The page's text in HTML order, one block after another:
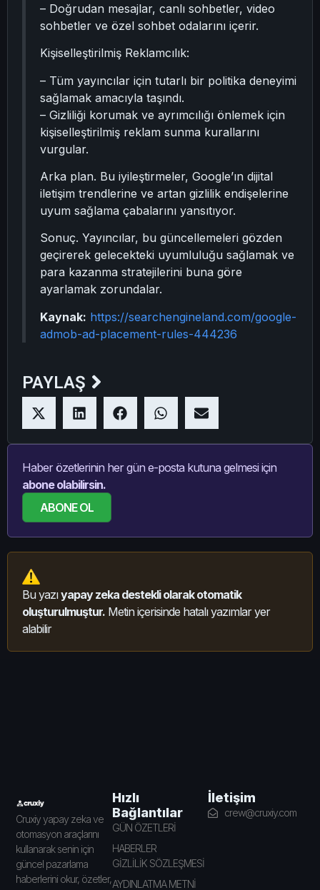
– Doğrudan mesajlar, canlı sohbetler, video
sohbetler ve özel sohbet odalarını içerir.
Kişiselleştirilmiş Reklamcılık:
– Tüm yayıncılar için tutarlı bir politika deneyimi
sağlamak amacıyla taşındı.
– Gizliliği korumak ve ayrımcılığı önlemek için
kişiselleştirilmiş reklam sunma kurallarını
vurgular.
Arka plan. Bu iyileştirmeler, Google’ın dijital
iletişim trendlerine ve artan gizlilik endişelerine
uyum sağlama çabalarını yansıtıyor.
Sonuç. Yayıncılar, bu güncellemeleri gözden
geçirerek gelecekteki uyumluluğu sağlamak ve
para kazanma stratejilerini buna göre
ayarlamak zorundalar.
Kaynak: https://searchengineland.com/google-
admob-ad-placement-rules-444236
PAYLAŞ
Haber özetlerinin her gün e-posta kutuna gelmesi için
abone olabilirsin.
ABONE OL
Bu yazıyapay zeka destekli olarak otomatik
oluşturulmuştur. Metin içerisinde hatalı yazımlar yer
alabilir
Cruxiy yapay zeka ve
otomasyon araçlarını
kullanarak senin için
güncel pazarlama
haberlerini okur, özetler,
Hızlı
Bağlantılar
GÜN ÖZETLERİ
HABERLER
GİZLİLİK SÖZLEŞMESİ
AYDINLATMA METNİ
İletişim
crew@cruxiy.com